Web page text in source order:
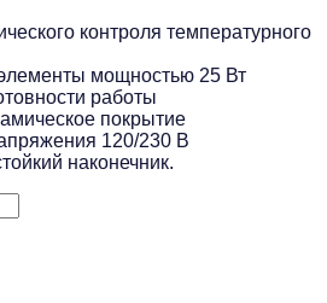
контроля температурного
мощностью 25 Вт
работы
покрытие
120/230 В
наконечник.